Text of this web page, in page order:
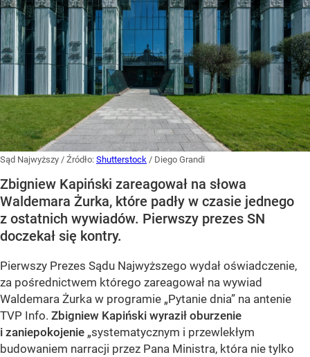
Sąd Najwyższy / Źródło: Shutterstock / Diego Grandi
Zbigniew Kapiński zareagował na słowa
Waldemara Żurka, które padły w czasie jednego
z ostatnich wywiadów. Pierwszy prezes SN
doczekał się kontry.
Pierwszy Prezes Sądu Najwyższego wydał oświadczenie,
za pośrednictwem którego zareagował na wywiad
Waldemara Żurka w programie „Pytanie dnia” na antenie
TVP Info. Zbigniew Kapiński wyraził oburzenie
i zaniepokojenie „systematycznym i przewlekłym
budowaniem narracji przez Pana Ministra, która nie tylko